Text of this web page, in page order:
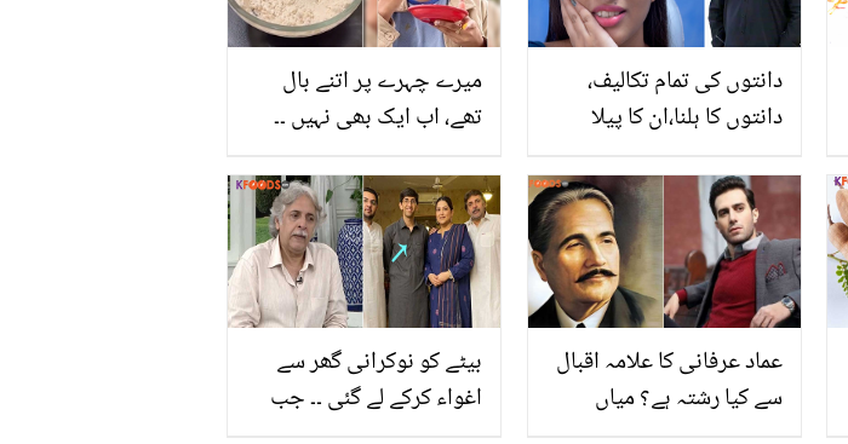
میرے چہرے پر اتنے بال
تھے، اب ایک بھی نہیں ۔۔
فیشل ہیئر کا خاتمہ کیسے
کیا؟ جانیں 200 روپے میں
ملنے والی اس سستی چیز
کے مہنگے فائدے
دانتوں کی تمام تکالیف،
دانتوں کا ہلنا،ان کا پیلا
کی تمام تکالیف کا علاج۔۔
ڈاکٹر عیسٰی کا آسان نسخہ
بیٹے کو نوکرانی گھر سے
اغواء کرکے لے گئی ۔۔ جب
عماد عرفانی کا علامہ اقبال
سے کیا رشتہ ہے؟ میاں